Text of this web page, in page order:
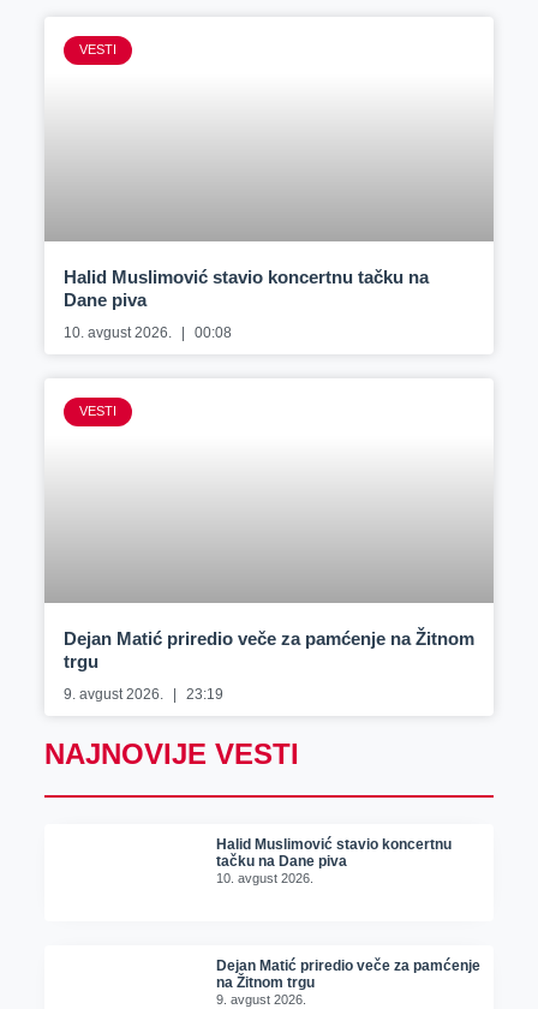
VESTI
Halid Muslimović stavio koncertnu tačku na
Dane piva
10. avgust 2026. 00:08
VESTI
Dejan Matić priredio veče za pamćenje na Žitnom
trgu
9. avgust 2026. 23:19
NAJNOVIJE VESTI
Halid Muslimović stavio koncertnu
tačku na Dane piva
10. avgust 2026.
Dejan Matić priredio veče za pamćenje
na Žitnom trgu
9. avgust 2026.